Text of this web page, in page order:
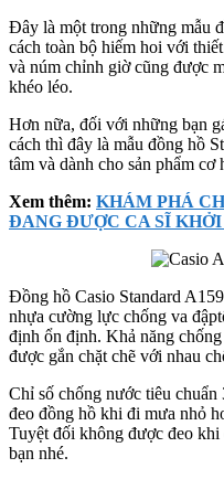
Đây là một trong những mẫu
cách toàn bộ hiếm hoi với
và núm chỉnh giờ cũng được
khéo léo.
Hơn nữa, đối với những bạn
cách thì đây là mẫu đồng hồ
tâm và dành cho sản phẩm
Xem thêm: KHÁM PHÁ
ĐANG ĐƯỢC CA SĨ
Đồng hồ Casio Standard
nhựa cường lực chống va
định ổn định. Khả năng
được gắn chặt chẽ với nhau
Chỉ số chống nước tiêu
đeo đồng hồ khi đi mưa nhỏ
Tuyệt đối không được đeo khi
bạn nhé.